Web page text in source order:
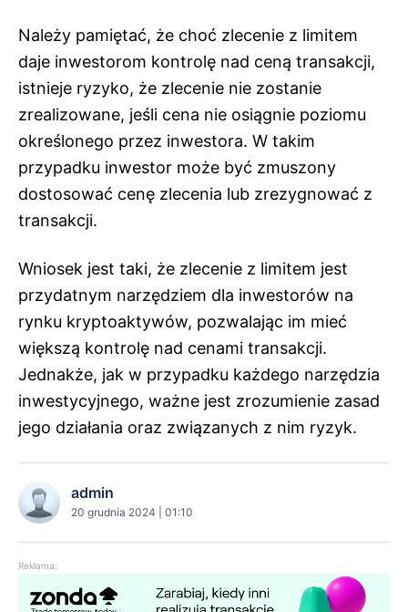
Należy pamiętać, że choć zlecenie z limitem
daje inwestorom kontrolę nad ceną transakcji,
istnieje ryzyko, że zlecenie nie zostanie
zrealizowane, jeśli cena nie osiągnie poziomu
określonego przez inwestora. W takim
przypadku inwestor może być zmuszony
dostosować cenę zlecenia lub zrezygnować z
transakcji.
Wniosek jest taki, że zlecenie z limitem jest
przydatnym narzędziem dla inwestorów na
rynku kryptoaktywów, pozwalając im mieć
większą kontrolę nad cenami transakcji.
Jednakże, jak w przypadku każdego narzędzia
inwestycyjnego, ważne jest zrozumienie zasad
jego działania oraz związanych z nim ryzyk.
admin
20 grudnia 2024 | 01:10
Reklama: